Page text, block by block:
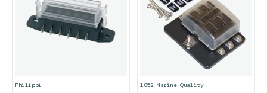
Philippi 1852 Marine Quality